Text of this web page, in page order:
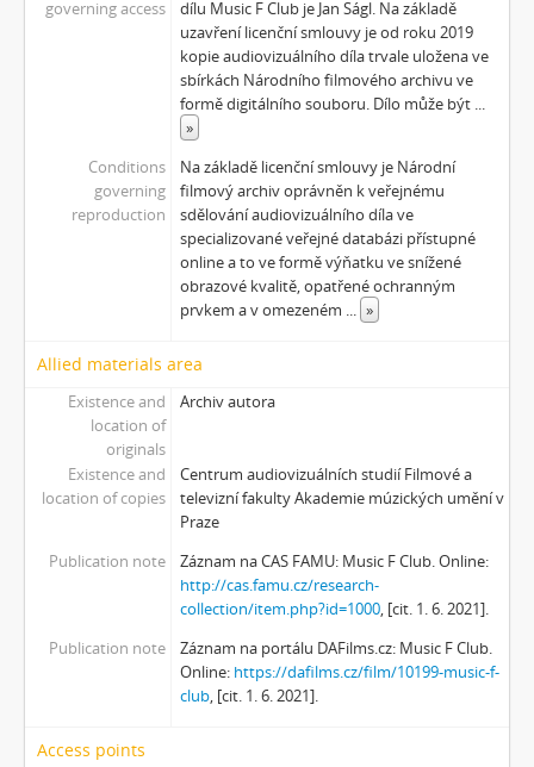
[Subseries] Krása
[Subseries] 6 snů z hrnečku
[Subseries] Pohybovadlo
[Subseries] Náš očistec
[Subseries] Burger und Ther
[Subseries] MHD – Bus
[Subseries] Cesta
[Subseries] Der kleine Blonde und sein roter Koffer
[Subseries] Miss Krimi
[Subseries] Vteřina za vteřinou
[Subseries] Obrázky
[Subseries] Grátis punč
[Subseries] Jízda
[Subseries] Naše okrasné zahrádky – Unsere Gärten
[Subseries] Našla v lese
[Subseries] Karamel je cukr, co už se neuzdraví
[Subseries] Konec jedince
[Subseries] Kapusta
[Subseries] Turista
[Subseries] Bosákové hody
[Subseries] Suchá u Nejdku
[Subseries] Wilsonova svatba
governing access
dílu Music F Club je Jan Ságl. Na základě
uzavření licenční smlouvy je od roku 2019
kopie audiovizuálního díla trvale uložena ve
sbírkách Národního filmového archivu ve
formě digitálního souboru. Dílo může být ...
»
Conditions
governing
reproduction
Na základě licenční smlouvy je Národní
filmový archiv oprávněn k veřejnému
sdělování audiovizuálního díla ve
specializované veřejné databázi přístupné
online a to ve formě výňatku ve snížené
obrazové kvalitě, opatřené ochranným
prvkem a v omezeném ... »
Allied materials area
Existence and
location of
originals
Archiv autora
Existence and
location of copies
Centrum audiovizuálních studií Filmové a
televizní fakulty Akademie múzických umění v
Praze
Publication note
Záznam na CAS FAMU: Music F Club. Online:
http://cas.famu.cz/research-
collection/item.php?id=1000, [cit. 1. 6. 2021].
Publication note
Záznam na portálu DAFilms.cz: Music F Club.
Online: https://dafilms.cz/film/10199-music-f-
club, [cit. 1. 6. 2021].
Access points